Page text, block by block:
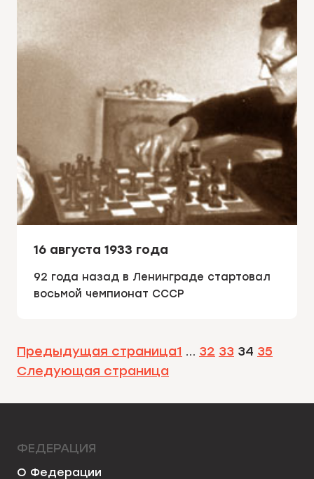
16 августа 1933 года
92 года назад в Ленинграде стартовал
восьмой чемпионат СССР
Предыдущая страница1 … 32 33 34 35
Следующая страница
ФЕДЕРАЦИЯ
О Федерации